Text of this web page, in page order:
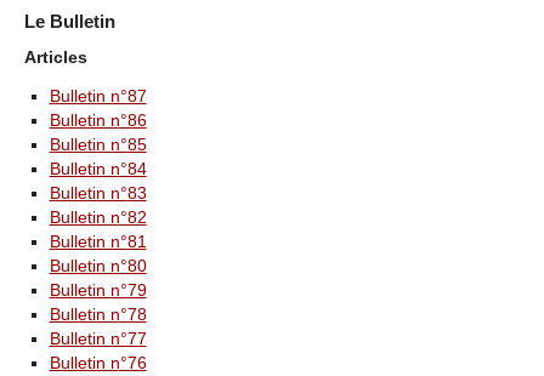
Le Bulletin
Articles
Bulletin n°87
Bulletin n°86
Bulletin n°85
Bulletin n°84
Bulletin n°83
Bulletin n°82
Bulletin n°81
Bulletin n°80
Bulletin n°79
Bulletin n°78
Bulletin n°77
Bulletin n°76